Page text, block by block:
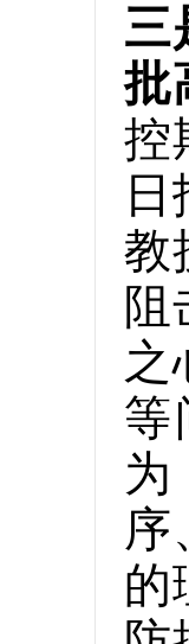
三
批
控
教
阻
之
等
为
序
的